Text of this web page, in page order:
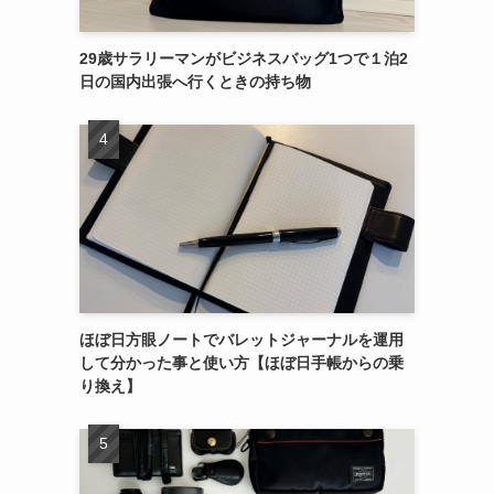
29歳サラリーマンがビジネスバッグ1つで１泊2
日の国内出張へ行くときの持ち物
ほぼ日方眼ノートでバレットジャーナルを運用
して分かった事と使い方【ほぼ日手帳からの乗
り換え】